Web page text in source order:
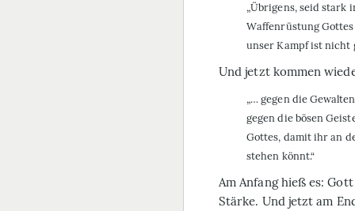
„Übrigens, seid stark
Waffenrüstung
unser Kampf ist nicht
Und jetzt kommen
„… gegen die
gegen die bösen
Gottes, damit ihr an
stehen könnt.“
Am Anfang hieß es:
Stärke. Und jetzt am